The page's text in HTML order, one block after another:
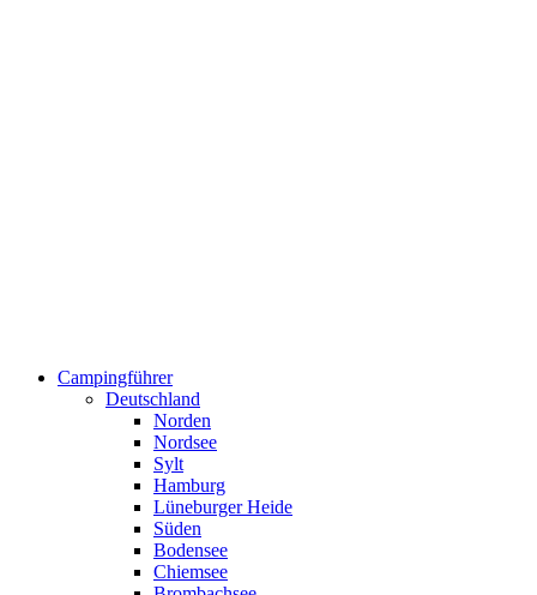
Campingführer
Deutschland
Norden
Nordsee
Sylt
Hamburg
Lüneburger Heide
Süden
Bodensee
Chiemsee